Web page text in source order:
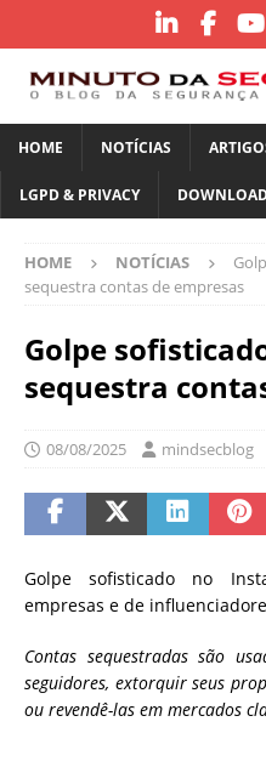
HOME NOTÍCIAS
LGPD & PRIVACY
HOME NOTÍCIAS
sequestra contas de empresas
Golpe
sequestra
08/08/2025 mindsecblog
Golpe sofisticado no
empresas e de
Contas sequestradas são
seguidores, extorquir seus
ou revendê-las em mercados